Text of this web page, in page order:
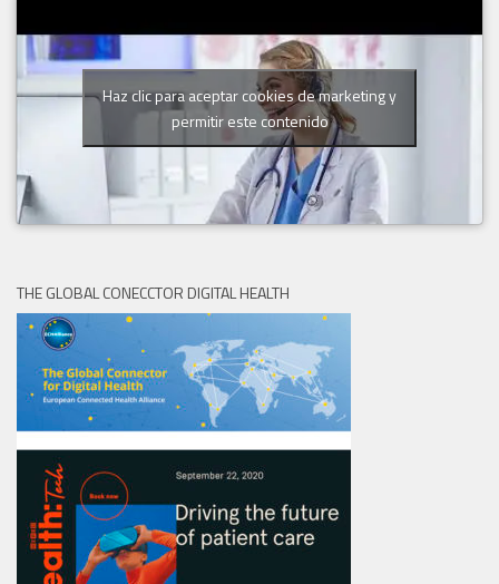
Haz clic para aceptar cookies de marketing y
permitir este contenido
THE GLOBAL CONECCTOR DIGITAL HEALTH